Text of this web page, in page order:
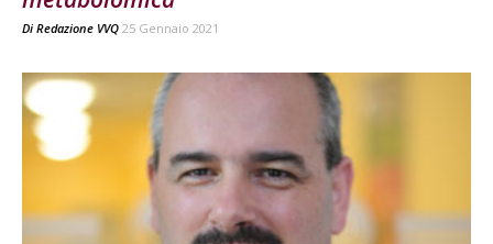
Di Redazione VVQ 25 Gennaio 2021